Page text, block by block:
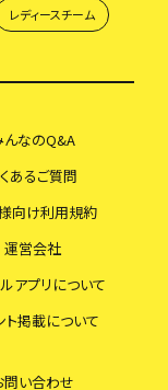
レディースチーム
んなのQ&A
あるご質問
向け利用規約
運営会社
アプリについて
ト掲載について
問い合わせ